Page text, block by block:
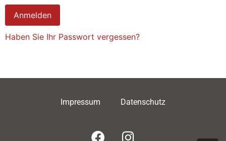
Haben Sie Ihr Passwort vergessen?
Impressum Datenschutz